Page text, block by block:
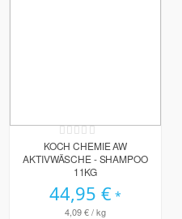
Rating:
0%
KOCH CHEMIE AW
AKTIVWÄSCHE - SHAMPOO
11KG
44,95 €
4,09 €/ kg